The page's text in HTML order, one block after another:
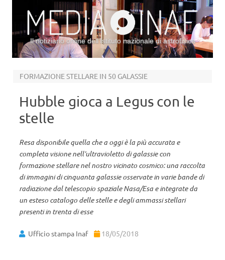
Il notiziario online dell’Istituto nazionale di astrofisica
FORMAZIONE STELLARE IN 50 GALASSIE
Hubble gioca a Legus con le
stelle
Resa disponibile quella che a oggi è la più accurata e
completa visione nell’ultravioletto di galassie con
formazione stellare nel nostro vicinato cosmico: una raccolta
di immagini di cinquanta galassie osservate in varie bande di
radiazione dal telescopio spaziale Nasa/Esa e integrate da
un esteso catalogo delle stelle e degli ammassi stellari
presenti in trenta di esse
Ufficio stampa Inaf 18/05/2018